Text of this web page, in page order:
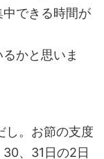
できる時間が
かと思いま
し。お節の支度
、31日の2日